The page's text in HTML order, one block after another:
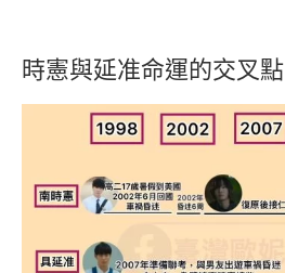
時憲與延准命運的交叉點